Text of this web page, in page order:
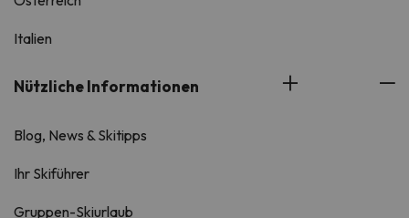
Italien
Nützliche Informationen
Blog, News & Skitipps
Ihr Skiführer
Gruppen-Skiurlaub